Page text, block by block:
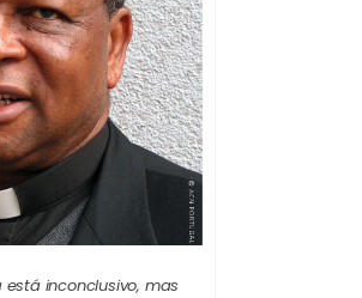
inconclusivo, mas